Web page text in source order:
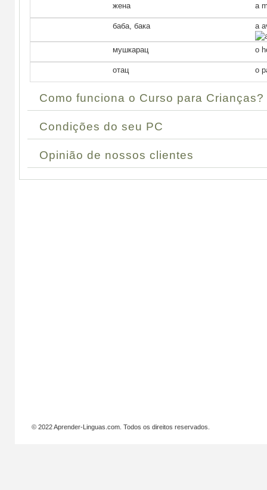
жена a
баба, бака a
мушкарац o
отац o
Como funciona o Curso para Crianças?
Condições do seu PC
Opinião de nossos clientes
© 2022 Aprender-Linguas.com. Todos os direitos reservados.